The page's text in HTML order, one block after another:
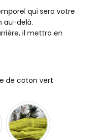
qui sera votre
au-delà.
il mettra en
et explorez une
votre humeur.
c'est une pièce
de coton vert